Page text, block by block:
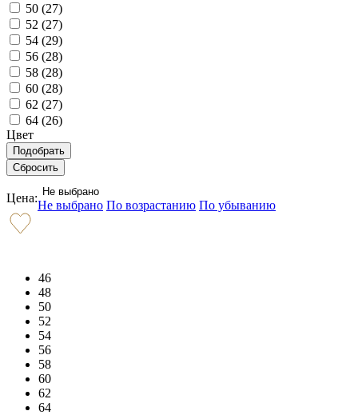
50 (27)
52 (27)
54 (29)
56 (28)
58 (28)
60 (28)
62 (27)
64 (26)
Цвет
Цена: Не выбрано
Не выбрано По возрастанию По убыванию
46
48
50
52
54
56
58
60
62
64